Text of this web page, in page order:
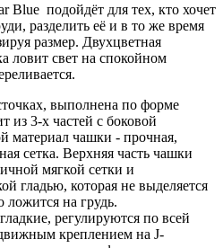
Blue подойдёт для тех, кто хочет
разделить её и в то же время
размер. Двухцветная
ловит свет на спокойном
выполнена по форме
из 3-х частей с боковой
материал чашки - прочная,
сетка. Верхняя часть чашки
мягкой сетки и
гладью, которая не выделяется
на грудь.
регулируются по всей
креплением на J-